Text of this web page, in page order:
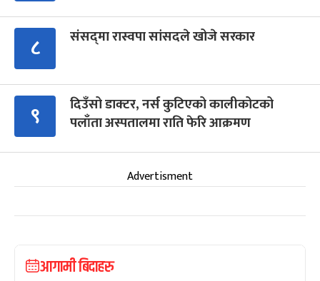
८ संसद्‍मा रास्वपा सांसदले खोजे सरकार
९
दिउँसो डाक्टर, नर्स कुटिएको कालीकोटको
पलाँता अस्पतालमा राति फेरि आक्रमण
Advertisment
आगामी बिदाहरु